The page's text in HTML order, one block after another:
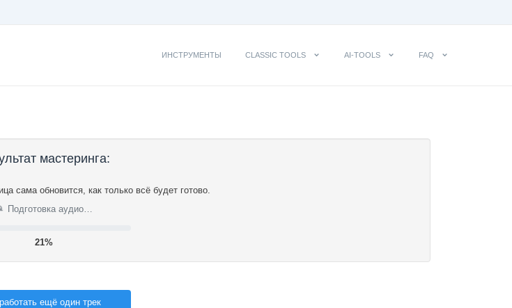
ИНСТРУМЕНТЫ CLASSIC TOOLS AI-TOOLS FAQ
мастеринга:
сама обновится, как только всё будет готово.
Подготовка аудио…
22%
ещё один трек